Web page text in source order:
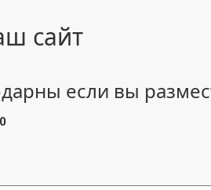
сайт
если вы